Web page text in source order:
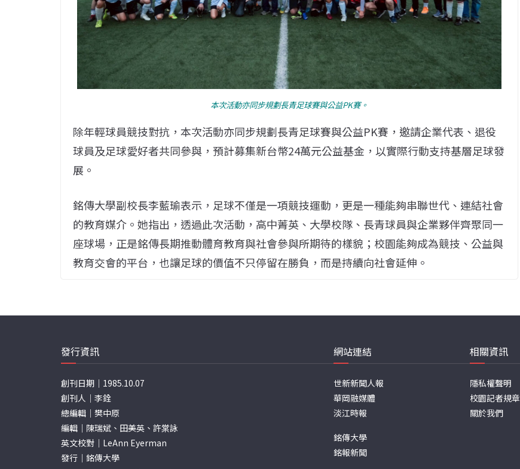
本次活動亦同步規劃長青足球賽與公益PK賽。
除年輕球員競技對抗，本次活動亦同步規劃長青足球賽與公益PK賽，邀請企業代表、退役
球員及足球愛好者共同參與，預計募集新台幣24萬元公益基金，以實際行動支持基層足球發
展。
銘傳大學副校長李藍瑜表示，足球不僅是一項競技運動，更是一種能夠串聯世代、連結社會
的教育媒介。她指出，透過此次活動，高中菁英、大學校隊、長青球員與企業夥伴齊聚同一
座球場，正是銘傳長期推動體育教育與社會參與所期待的樣貌；校園能夠成為競技、公益與
教育交會的平台，也讓足球的價值不只停留在勝負，而是持續向社會延伸。
發行資訊
創刊日期｜1985.10.07
創刊人｜李銓
總編輯｜樊中原
編輯｜陳瑞斌、田美英、許棠詠
英文校對｜LeAnn Eyerman
發行｜銘傳大學
網站連結
世新新聞人報
華岡融媒體
淡江時報
銘傳大學
銘報新聞
相關資訊
隱私權聲明
校園記者規章
關於我們